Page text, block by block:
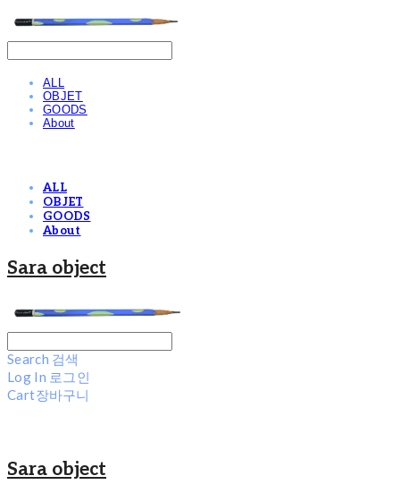
ALL
OBJET
GOODS
About
ALL
OBJET
GOODS
About
Sara object
Search 검색
Log In 로그인
Cart장바구니
Sara object